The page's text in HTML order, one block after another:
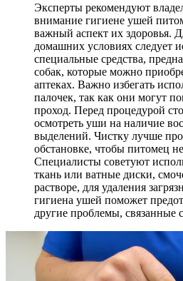
Эксперты рекомендуют
внимание гигиене ушей
важный аспект их здоровья.
домашних условиях следует
специальные средства,
собак, которые можно
аптеках. Важно избегать
палочек, так как они могут
проход. Перед процедурой
осмотреть уши на наличие
выделений. Чистку лучше
обстановке, чтобы питомец
Специалисты советуют
ткань или ватные диски,
растворе, для удаления
гигиена ушей поможет
другие проблемы, связанные